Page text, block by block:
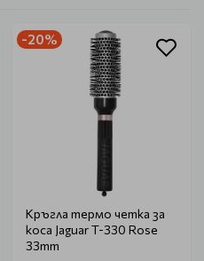
-20%
Кръгла термо четка за
коса Jaguar T-330 Rose
33mm